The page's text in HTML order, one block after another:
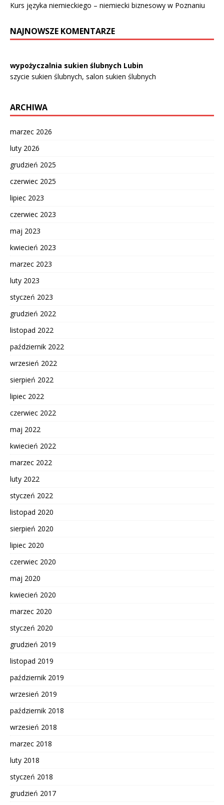
Kurs języka niemieckiego – niemiecki biznesowy w Poznaniu
NAJNOWSZE KOMENTARZE
wypożyczalnia sukien ślubnych Lubin
szycie sukien ślubnych, salon sukien ślubnych
ARCHIWA
marzec 2026
luty 2026
grudzień 2025
czerwiec 2025
lipiec 2023
czerwiec 2023
maj 2023
kwiecień 2023
marzec 2023
luty 2023
styczeń 2023
grudzień 2022
listopad 2022
październik 2022
wrzesień 2022
sierpień 2022
lipiec 2022
czerwiec 2022
maj 2022
kwiecień 2022
marzec 2022
luty 2022
styczeń 2022
listopad 2020
sierpień 2020
lipiec 2020
czerwiec 2020
maj 2020
kwiecień 2020
marzec 2020
styczeń 2020
grudzień 2019
listopad 2019
październik 2019
wrzesień 2019
październik 2018
wrzesień 2018
marzec 2018
luty 2018
styczeń 2018
grudzień 2017